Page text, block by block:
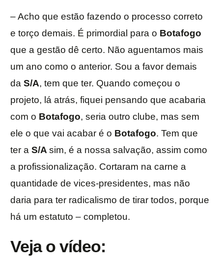
– Acho que estão fazendo o processo correto
e torço demais. É primordial para o Botafogo
que a gestão dê certo. Não aguentamos mais
um ano como o anterior. Sou a favor demais
da S/A, tem que ter. Quando começou o
projeto, lá atrás, fiquei pensando que acabaria
com o Botafogo, seria outro clube, mas sem
ele o que vai acabar é o Botafogo. Tem que
ter a S/A sim, é a nossa salvação, assim como
a profissionalização. Cortaram na carne a
quantidade de vices-presidentes, mas não
daria para ter radicalismo de tirar todos, porque
há um estatuto – completou.
Veja o vídeo: